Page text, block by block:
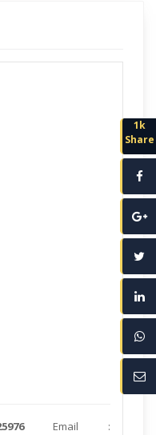
Email :
1k
Share